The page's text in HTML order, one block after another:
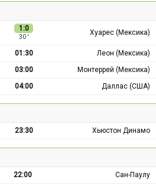
1:0
30 ′
Хуарес (Мексика)
01:30
Леон (Мексика)
03:00
Монтеррей (Мексика)
04:00 Даллас (США)
23:30 Хьюстон Динамо
22:00
Сан-Паулу